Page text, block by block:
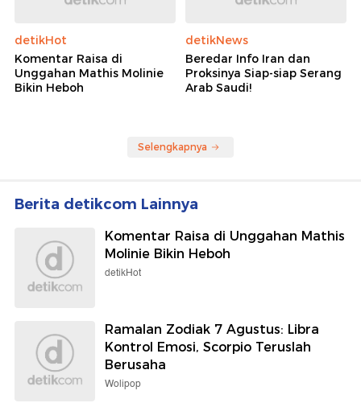
detikHot
Komentar Raisa di
Unggahan Mathis Molinie
Bikin Heboh
detikNews
Beredar Info Iran dan
Proksinya Siap-siap Serang
Arab Saudi!
Selengkapnya
Berita detikcom Lainnya
Komentar Raisa di Unggahan Mathis
Molinie Bikin Heboh
detikHot
Ramalan Zodiak 7 Agustus: Libra
Kontrol Emosi, Scorpio Teruslah
Berusaha
Wolipop